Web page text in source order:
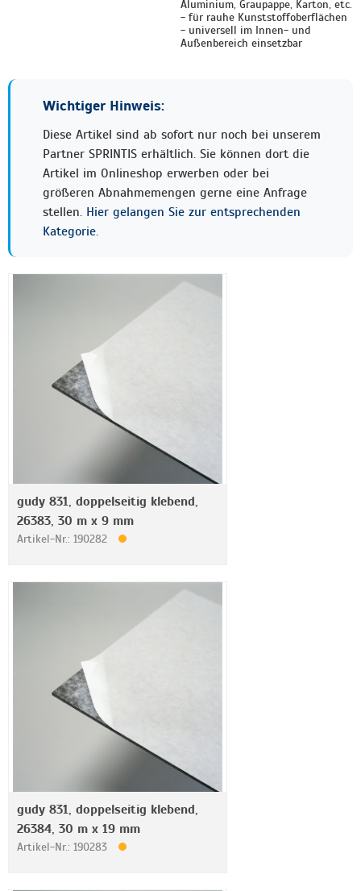
Aluminium, Graupappe, Karton, etc.
- für rauhe Kunststoffoberflächen
- universell im Innen- und
Außenbereich einsetzbar
Wichtiger Hinweis:
Diese Artikel sind ab sofort nur noch bei unserem
Partner SPRINTIS erhältlich. Sie können dort die
Artikel im Onlineshop erwerben oder bei
größeren Abnahmemengen gerne eine Anfrage
stellen. Hier gelangen Sie zur entsprechenden
Kategorie.
gudy 831, doppelseitig klebend,
26383, 30 m x 9 mm
Artikel-Nr.: 190282
gudy 831, doppelseitig klebend,
26384, 30 m x 19 mm
Artikel-Nr.: 190283